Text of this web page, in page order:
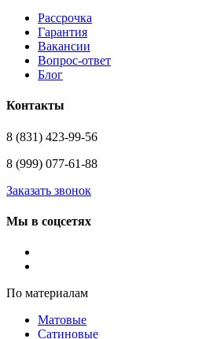
Рассрочка
Гарантия
Вакансии
Вопрос-ответ
Блог
Контакты
8 (831) 423-99-56
8 (999) 077-61-88
Заказать звонок
Мы в соцсетях
По материалам
Матовые
Сатиновые